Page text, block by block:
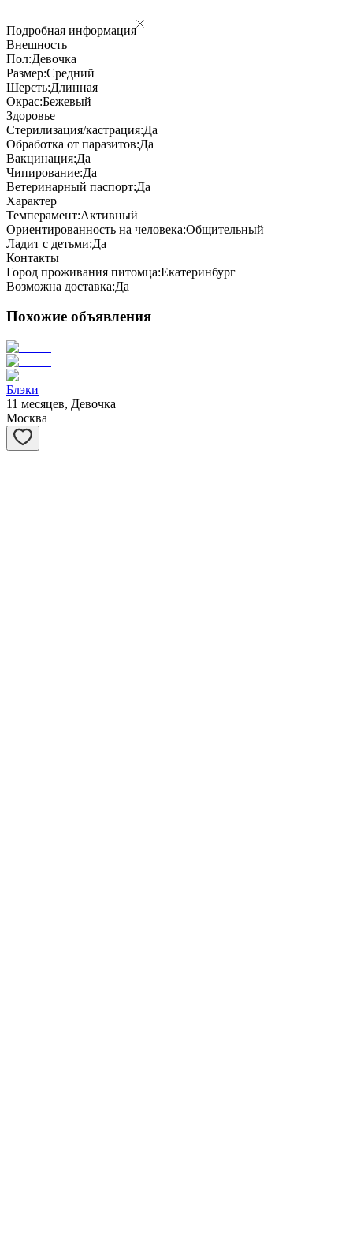
Подробная информация
Внешность
Пол:Девочка
Размер:Средний
Шерсть:Длинная
Окрас:Бежевый
Здоровье
Стерилизация/кастрация:Да
Обработка от паразитов:Да
Вакцинация:Да
Чипирование:Да
Ветеринарный паспорт:Да
Характер
Темперамент:Активный
Ориентированность на человека:Общительный
Ладит с детьми:Да
Контакты
Город проживания питомца:Екатеринбург
Возможна доставка:Да
Похожие объявления
Блэки
11 месяцев, Девочка
Москва